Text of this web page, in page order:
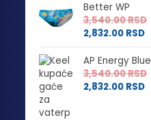
Better WP
3,540.00RSD
2,832.00 RSD
AP Energy Blue
3,540.00RSD
2,832.00 RSD